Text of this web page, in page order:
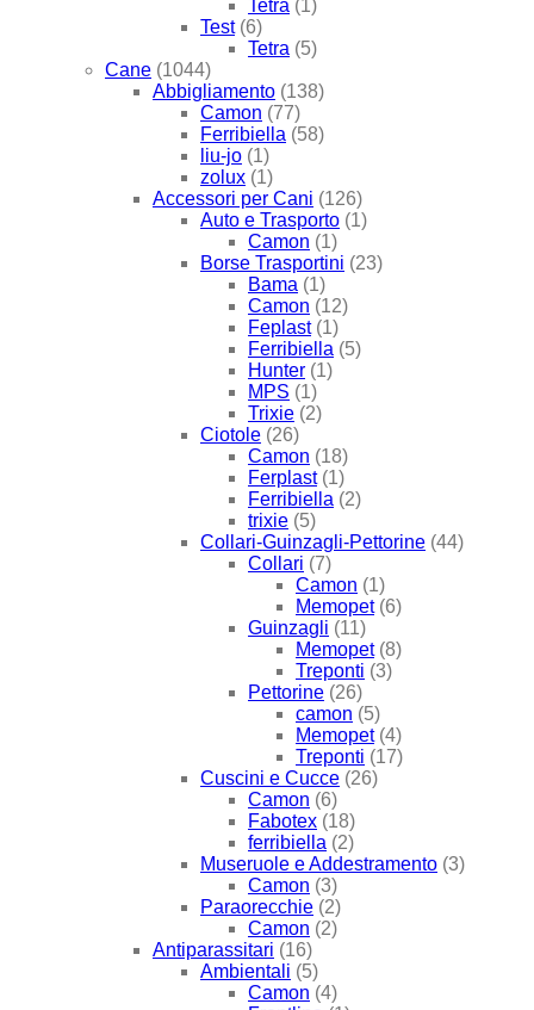
Tetra (1)
Test (6)
Tetra (5)
Cane (1044)
Abbigliamento (138)
Camon (77)
Ferribiella (58)
liu-jo (1)
zolux (1)
Accessori per Cani (126)
Auto e Trasporto (1)
Camon (1)
Borse Trasportini (23)
Bama (1)
Camon (12)
Feplast (1)
Ferribiella (5)
Hunter (1)
MPS (1)
Trixie (2)
Ciotole (26)
Camon (18)
Ferplast (1)
Ferribiella (2)
trixie (5)
Collari-Guinzagli-Pettorine (44)
Collari (7)
Camon (1)
Memopet (6)
Guinzagli (11)
Memopet (8)
Treponti (3)
Pettorine (26)
camon (5)
Memopet (4)
Treponti (17)
Cuscini e Cucce (26)
Camon (6)
Fabotex (18)
ferribiella (2)
Museruole e Addestramento (3)
Camon (3)
Paraorecchie (2)
Camon (2)
Antiparassitari (16)
Ambientali (5)
Camon (4)